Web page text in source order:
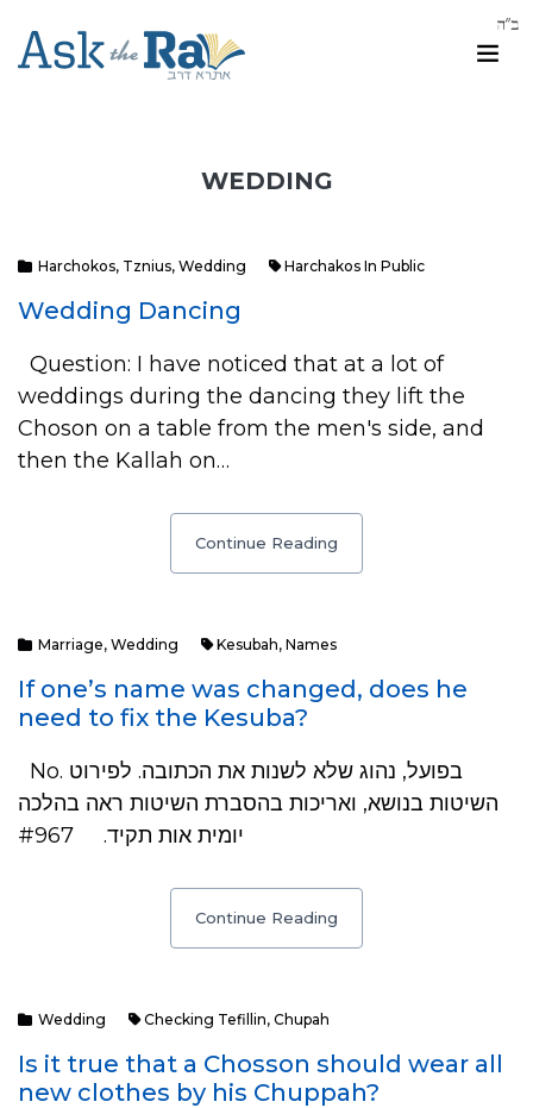
WEDDING
Harchokos, Tznius, Wedding Harchakos In Public
Wedding Dancing
Question: I have noticed that at a lot of
weddings during the dancing they lift the
Choson on a table from the men's side, and
then the Kallah on…
Continue Reading
Marriage, Wedding Kesubah, Names
If one’s name was changed, does he
need to fix the Kesuba?
No. בפועל, נהוג שלא לשנות את הכתובה. לפירוט
השיטות בנושא, ואריכות בהסברת השיטות ראה בהלכה
יומית אות תקיד. #967
Continue Reading
Wedding Checking Tefillin, Chupah
Is it true that a Chosson should wear all
new clothes by his Chuppah?